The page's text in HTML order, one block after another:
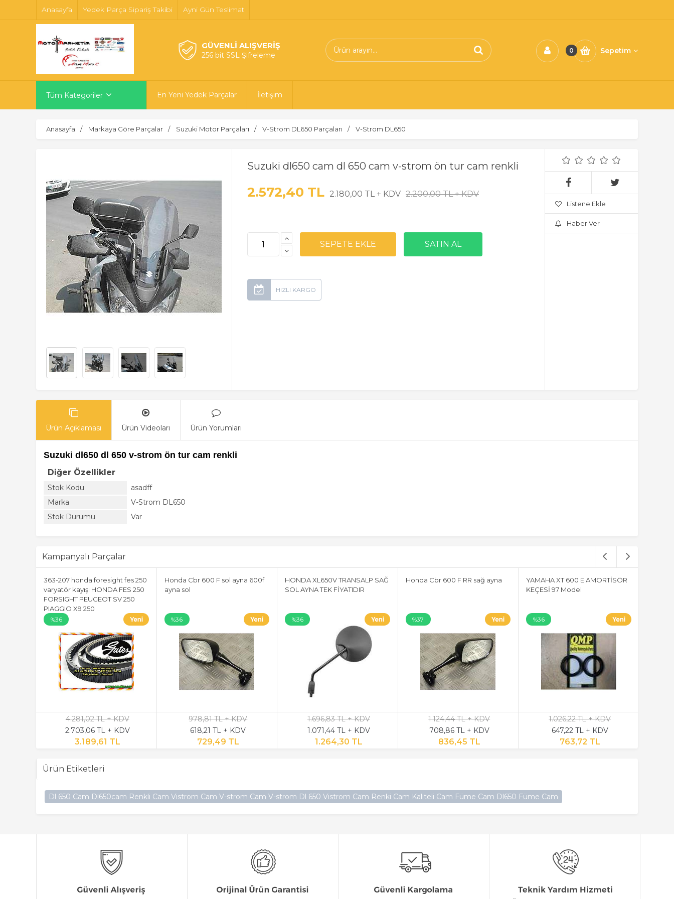
Anasayfa Yedek Parça Sipariş Takibi Ayni Gün Teslimat
GÜVENLİ ALIŞVERİŞ
256 bit SSL Şifreleme
0 Sepetim
Tüm Kategoriler En Yeni Yedek Parçalar İletişim
Anasayfa Markaya Göre Parçalar Suzuki Motor Parçaları V-Strom DL650 Parçaları V-Strom DL650
Suzuki dl650 cam dl 650 cam v-strom ön tur cam renkli
2.572,40 TL 2.180,00 TL + KDV 2.200,00 TL + KDV
Listene Ekle
Haber Ver
Ürün Açıklaması Ürün Videoları Ürün Yorumları
Suzuki dl650 dl 650 v-strom ön tur cam renkli
Diğer Özellikler
Stok Kodu
asadff
Marka
V-Strom DL650
Stok Durumu
Var
Kampanyalı Parçalar
363-207 honda foresight fes 250
varyatör kayışı HONDA FES 250
FORSIGHT PEUGEOT SV 250
PIAGGIO X9 250
%36
4.281,02 TL + KDV
2.703,06 TL + KDV
3.189,61 TL
Honda Cbr 600 F sol ayna 600f
ayna sol
%36
978,81 TL + KDV
618,21 TL + KDV
729,49 TL
HONDA XL650V TRANSALP SAĞ
SOL AYNA TEK FİYATIDIR
%36
1.696,83 TL + KDV
1.071,44 TL + KDV
1.264,30 TL
Honda Cbr 600 F RR sağ ayna
%37
1.124,44 TL + KDV
708,86 TL + KDV
836,45 TL
YAMAHA XT 600 E AMORTİSÖR
KEÇESİ 97 Model
%36
1.026,22 TL + KDV
647,22 TL + KDV
763,72 TL
Ürün Etiketleri
Dl 650 Cam Dl650cam Renkli Cam Vistrom Cam V-strom Cam V-strom Dl 650 Vistrom Cam Renki Cam Kaliteli Cam Füme Cam Dl650 Füme Cam